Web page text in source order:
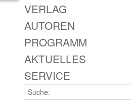
VERLAG
AUTOREN
PROGRAMM
AKTUELLES
SERVICE